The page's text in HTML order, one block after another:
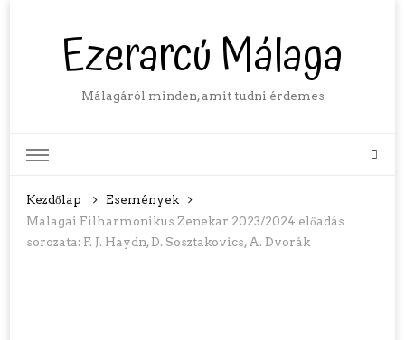
Ezerarcú Málaga
Málagáról minden, amit tudni érdemes
Kezdőlap
Események
Malagai Filharmonikus Zenekar 2023/2024 előadás
sorozata: F. J. Haydn, D. Sosztakovics, A. Dvorák